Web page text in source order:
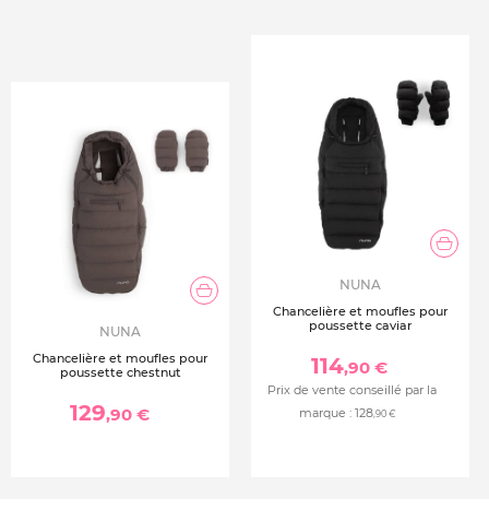
NUNA
Chancelière et moufles pour
poussette chestnut
129,90 €
NUNA
Chancelière et moufles pour
poussette caviar
114,90 €
Prix de vente conseillé par la
marque : 128,90 €